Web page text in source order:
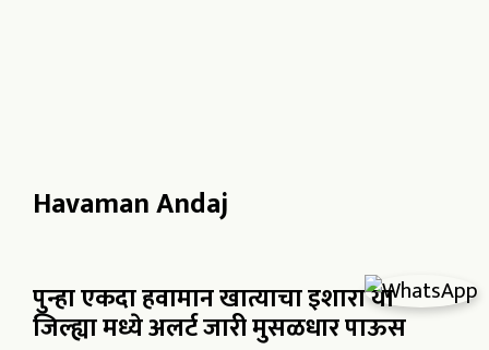
Havaman Andaj
पुन्हा एकदा हवामान खात्याचा इशारा या
जिल्ह्या मध्ये अलर्ट जारी मुसळधार पाऊस